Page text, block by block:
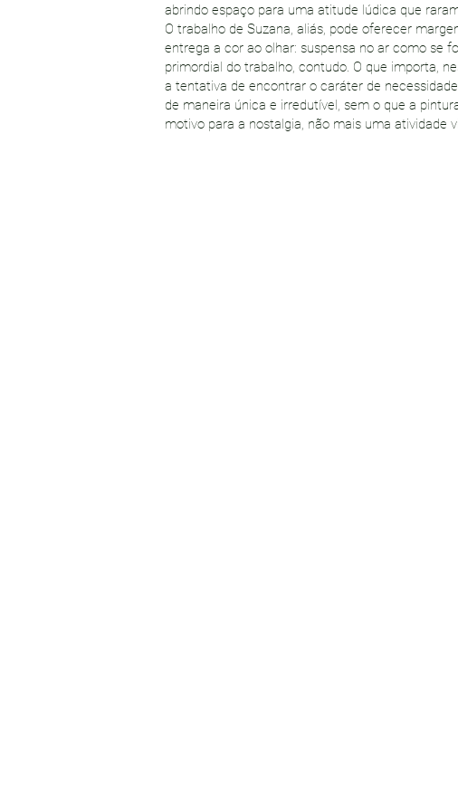
abrindo espaço para uma atitude lúdica que
O trabalho de Suzana, aliás, pode oferecer
entrega a cor ao olhar: suspensa no ar como se
primordial do trabalho, contudo. O que importa,
a tentativa de encontrar o caráter de
de maneira única e irredutível, sem o que a
motivo para a nostalgia, não mais uma atividade